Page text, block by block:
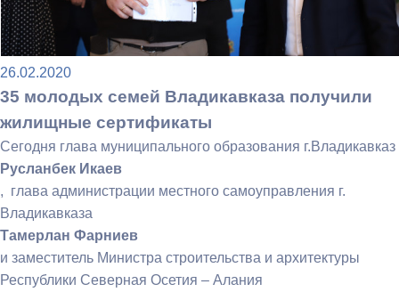
26.02.2020
35 молодых семей Владикавказа получили
жилищные сертификаты
Сегодня глава муниципального образования г.Владикавказ
Русланбек Икаев
, глава администрации местного самоуправления г.
Владикавказа
Тамерлан Фарниев
и заместитель Министра строительства и архитектуры
Республики Северная Осетия – Алания